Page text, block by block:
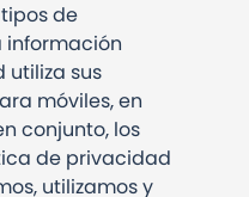
de
información
utiliza sus
móviles, en
conjunto, los
de privacidad
utilizamos y